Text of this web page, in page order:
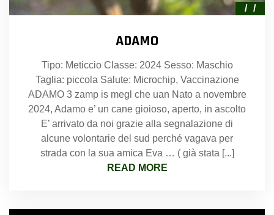
ADAMO
Tipo: Meticcio Classe: 2024 Sesso: Maschio
Taglia: piccola Salute: Microchip, Vaccinazione
ADAMO 3 zamp is megl che uan Nato a novembre
2024, Adamo e’ un cane gioioso, aperto, in ascolto
E’ arrivato da noi grazie alla segnalazione di
alcune volontarie del sud perché vagava per
strada con la sua amica Eva … ( già stata [...]
READ MORE